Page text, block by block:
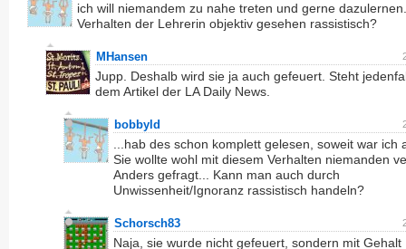
ich will niemandem zu nahe treten und gerne
Verhalten der Lehrerin objektiv gesehen rassistisch?
MHansen
Jupp. Deshalb wird sie ja auch gefeuert. Steht
dem Artikel der LA Daily News.
bobbyld
...hab des schon komplett gelesen, soweit war ich
Sie wollte wohl mit diesem Verhalten niemanden
Anders gefragt... Kann man auch durch
Unwissenheit/Ignoranz rassistisch handeln?
Schorsch83
Naja, sie wurde nicht gefeuert, sondern mit Gehalt